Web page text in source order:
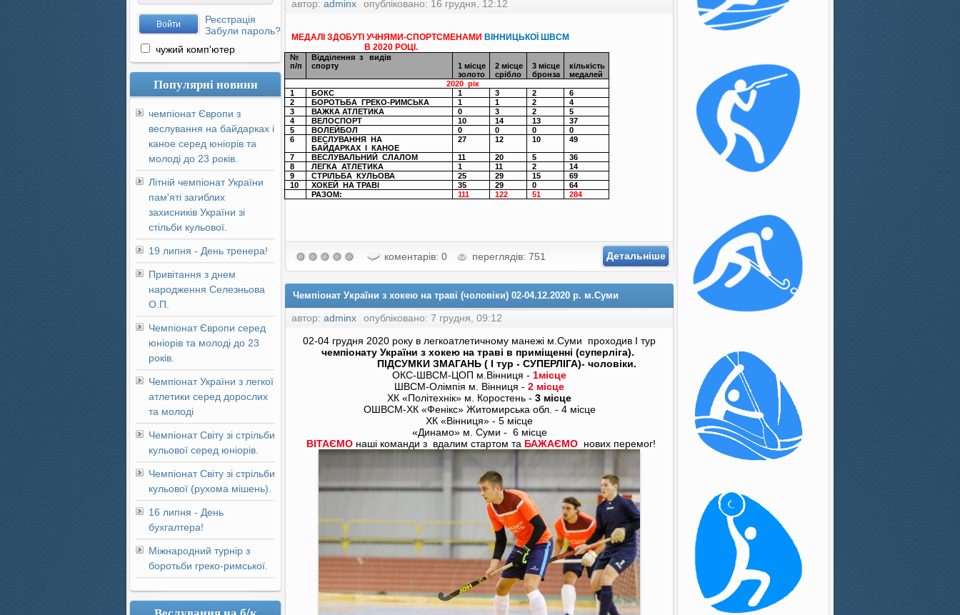
Реєстрація
Забули пароль?
чужий комп'ютер
Популярні новини
чемпіонат Європи з
веслування на байдарках і
каное серед юніорів та
молоді до 23 років.
Літній чемпіонат України
пам'яті загиблих
захисників України зі
стільби кульової.
19 липня - День тренера!
Привітання з днем
народження Селезньова
О.П.
Чемпіонат Європи серед
юніорів та молоді до 23
років.
Чемпіонат України з легкої
атлетики серед дорослих
та молоді
Чемпіонат Світу зі стрільби
кульової серед юніорів.
Чемпіонат Світу зі стрільби
кульової (рухома мішень).
16 липня - День
бухгалтера!
Міжнародний турнір з
боротьби греко-римської.
автор: adminx опубліковано: 16 грудня, 12:12
МЕДАЛІ ЗДОБУТІ УЧНЯМИ-СПОРТСМЕНАМИ ВІННИЦЬКОЇ ШВСМ
В 2020 РОЦІ.
№
п/п
Відділення з
видів
спорту
1 місце
золото
2 місце
срібло
3 місце
бронза
кількість
медалей
2020 рік
1
БОКС 1 3 2
6
2
БОРОТЬБА ГРЕКО-РИМСЬКА 1 1 2
4
3
ВАЖКА АТЛЕТИКА 0 3 2
5
4
ВЕЛОСПОРТ 10 14 13
37
5
ВОЛЕЙБОЛ 0 0 0
0
6
ВЕСЛУВАННЯ НА
БАЙДАРКАХ І КАНОЕ
27 12 10 49
7 ВЕСЛУВАЛЬНИЙ СЛАЛОМ 11 20 5
36
8
ЛЕГКА АТЛЕТИКА 1 11 2
14
9
СТРІЛЬБА КУЛЬОВА 25 29 15
69
10
ХОКЕЙ НА ТРАВІ 35 29 0
64
РАЗОМ:
111 122 51 284
коментарів: 0 переглядів: 751 Детальніше
Чемпіонат України з хокею на траві (чоловіки) 02-04.12.2020 р. м.Суми
автор: adminx
опубліковано: 7 грудня, 09:12
02-04 грудня 2020 року в легкоатлетичному манежі м.Суми проходив І тур
чемпіонату України з хокею на траві в приміщенні (суперліга).
ПІДСУМКИ ЗМАГАНЬ ( I тур - СУПЕРЛІГА)- чоловіки.
ОКС-ШВСМ-ЦОП м.Вінниця - 1місце
ШВСМ-Олімпія м. Вінниця - 2 місце
ХК «Політехнік» м. Коростень - 3 місце
ОШВСМ-ХК «Фенікс» Житомирська обл. - 4 місце
ХК «Вінниця» - 5 місце
«Динамо» м. Суми - 6 місце
ВІТАЄМОнаші команди з вдалим стартом та БАЖАЄМОнових перемог!